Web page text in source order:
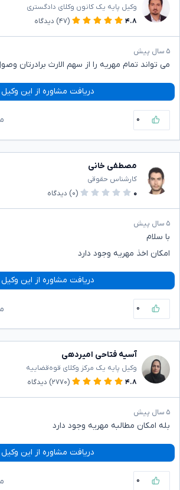
وکیل پایه یک کانون وکلای دادگستری
۴.۸
(۴۷) دیدگاه
۵ سال پیش
می تواند تمام مهریه را از سهم الارث برادرتان
دریافت مشاوره از این وکیل
۰
مصطفی خانی
کارشناس حقوقی
۰
(۰) دیدگاه
۵ سال پیش
با سلام
امکان اخذ مهریه وجود دارد
دریافت مشاوره از این وکیل
۰
آسیه فتاحی امیردهی
وکیل پایه یک مرکز وکلای قوه‌قضاییه
۴.۸
(۲۷۷۰) دیدگاه
۵ سال پیش
بله امکان مطالبه مهریه وجود دارد
دریافت مشاوره از این وکیل
۰